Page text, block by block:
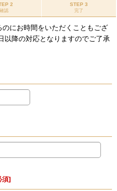
2
確認
STEP 3
完了
にお時間をいただくこともござ
以降の対応となりますのでご了承
須]